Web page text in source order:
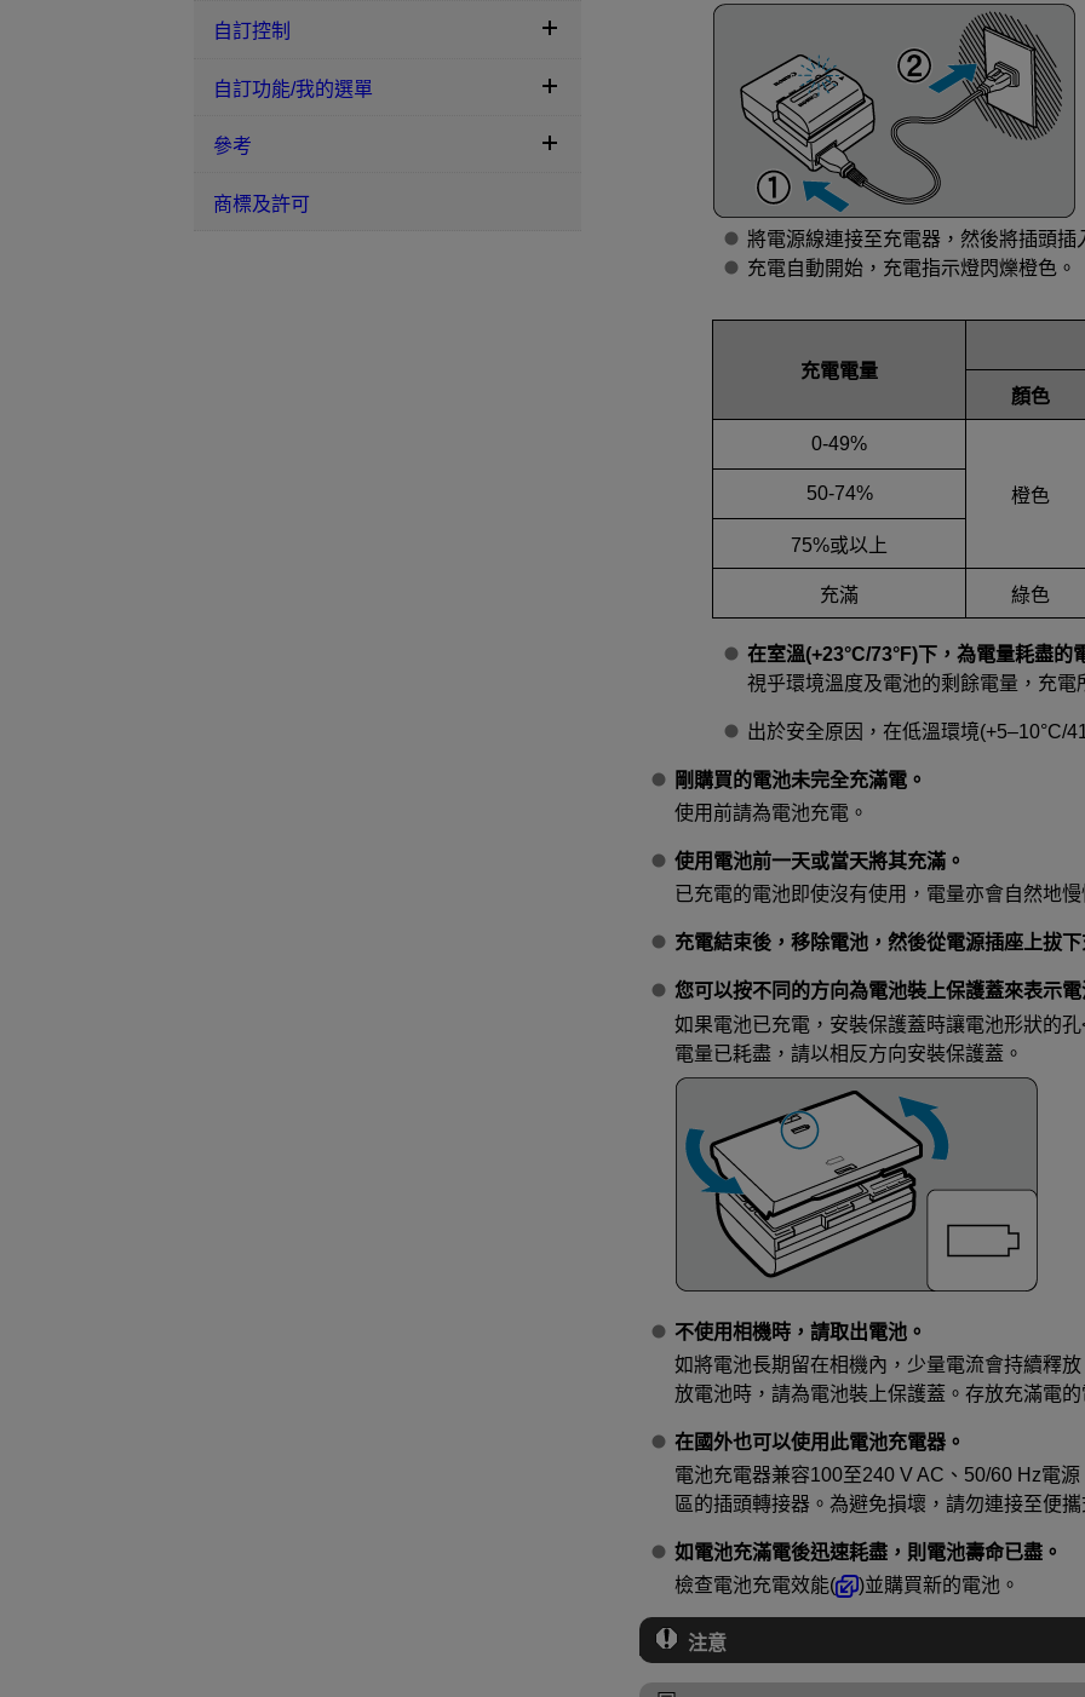
將電源線連接至充電器，然後將插頭插
充電自動開始，充電指示燈閃爍橙色。
充電電量
顏色
0-49%
橙色
50-74%
75%或以上
充滿 綠色
在室溫(+23°C/73°F)下，為電量耗盡的
視乎環境溫度及電池的剩餘電量，充電
出於安全原因，在低溫環境(+5–10°C/
剛購買的電池未完全充滿電。
使用前請為電池充電。
使用電池前一天或當天將其充滿。
已充電的電池即使沒有使用，電量亦會自然地慢
充電結束後，移除電池，然後從電源插座上拔下
您可以按不同的方向為電池裝上保護蓋來表示電
如果電池已充電，安裝保護蓋時讓電池形狀的孔
電量已耗盡，請以相反方向安裝保護蓋。
不使用相機時，請取出電池。
如將電池長期留在相機內，少量電流會持續釋
放電池時，請為電池裝上保護蓋。存放充滿電
在國外也可以使用此電池充電器。
電池充電器兼容100至240 V AC、50/60 Hz電
區的插頭轉接器。為避免損壞，請勿連接至便攜
如電池充滿電後迅速耗盡，則電池壽命已盡。
檢查電池充電效能(
)並購買新的電池。
注意
自訂控制
自訂功能/我的選單
參考
商標及許可